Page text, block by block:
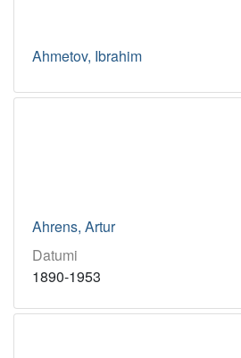
Ahmetov, Ibrahim
Ahrens, Artur
Datumi
1890-1953